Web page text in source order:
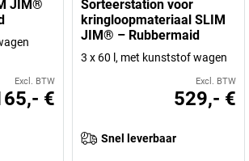
JIM®
Excl. BTW
€
Sorteerstation voor
kringloopmateriaal SLIM
JIM® – Rubbermaid
3 x 60 l, met kunststof wagen
Excl. BTW
529,- €
Snel leverbaar